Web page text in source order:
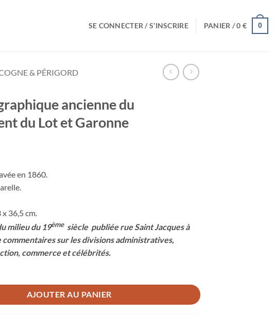
SE CONNECTER / S’INSCRIRE PANIER /0€ 0
& PÉRIGORD
ancienne du
du Lot et Garonne
en 1860.
36,5 cm.
milieu du 19èmesiècle publiée rue Saint Jacques à
commentaires sur les divisions administratives,
commerce et célébrités.
AJOUTER AU PANIER